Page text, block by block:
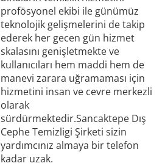
profösyonel ekibi ile günümüz
teknolojik gelişmelerini de takip
ederek her gecen gün hizmet
skalasını genişletmekte ve
kullanıcıları hem maddi hem de
manevi zarara uğramaması için
hizmetini insan ve cevre merkezli
olarak
sürdürmektedir.Sancaktepe Dış
Cephe Temizligi Şirketi sizin
yardımcınız almaya bir telefon
kadar uzak.